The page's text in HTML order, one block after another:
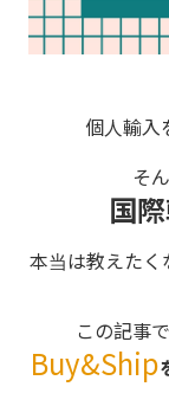
個人輸入
そ
国
本当は教えた
この記事
Buy&Ship